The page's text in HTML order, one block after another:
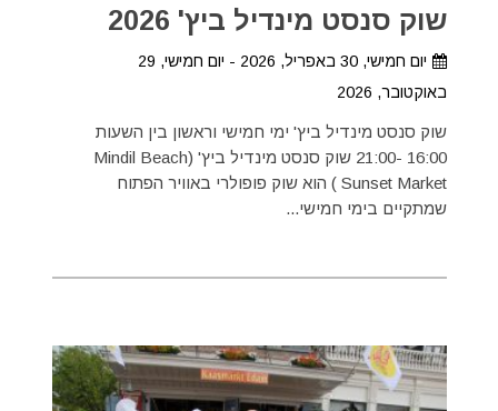
שוק סנסט מינדיל ביץ' 2026
יום חמישי, 30 באפריל, 2026 - יום חמישי, 29
באוקטובר, 2026
שוק סנסט מינדיל ביץ' ימי חמישי וראשון בין השעות
16:00 -21:00 שוק סנסט מינדיל ביץ' (Mindil Beach
Sunset Market ) הוא שוק פופולרי באוויר הפתוח
שמתקיים בימי חמישי...